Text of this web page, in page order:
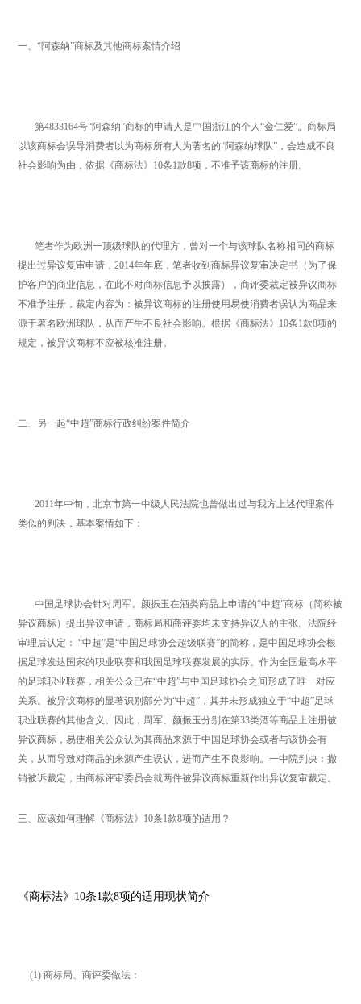
一、“阿森纳”商标及其他商标案情介绍
第4833164号“阿森纳”商标的申请人是中国浙江的个人“金仁爱”。商标局
以该商标会误导消费者以为商标所有人为著名的“阿森纳球队”，会造成不良
社会影响为由，依据《商标法》10条1款8项，不准予该商标的注册。
笔者作为欧洲一顶级球队的代理方，曾对一个与该球队名称相同的商标
提出过异议复审申请，2014年年底，笔者收到商标异议复审决定书（为了保
护客户的商业信息，在此不对商标信息予以披露），商评委裁定被异议商标
不准予注册，裁定内容为：被异议商标的注册使用易使消费者误认为商品来
源于著名欧洲球队，从而产生不良社会影响。根据《商标法》10条1款8项的
规定，被异议商标不应被核准注册。
二、另一起“中超”商标行政纠纷案件简介
2011年中旬，北京市第一中级人民法院也曾做出过与我方上述代理案件
类似的判决，基本案情如下：
中国足球协会针对周军、颜振玉在酒类商品上申请的“中超”商标（简称被
异议商标）提出异议申请，商标局和商评委均未支持异议人的主张。法院经
审理后认定： “中超”是“中国足球协会超级联赛”的简称，是中国足球协会根
据足球发达国家的职业联赛和我国足球联赛发展的实际。作为全国最高水平
的足球职业联赛，相关公众已在“中超”与中国足球协会之间形成了唯一对应
关系。被异议商标的显著识别部分为“中超”，其并未形成独立于“中超”足球
职业联赛的其他含义。因此，周军、颜振玉分别在第33类酒等商品上注册被
异议商标，易使相关公众认为其商品来源于中国足球协会或者与该协会有
关，从而导致对商品的来源产生误认，进而产生不良影响。一中院判决：撤
销被诉裁定，由商标评审委员会就两件被异议商标重新作出异议复审裁定。
三、应该如何理解《商标法》10条1款8项的适用？
《商标法》10条1款8项的适用现状简介
(1) 商标局、商评委做法：